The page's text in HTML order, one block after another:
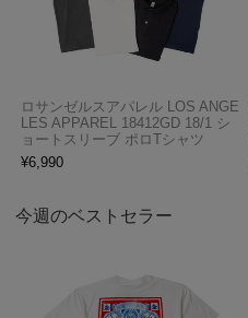
ロサンゼルスアパレル LOS ANGE
LES APPAREL 18412GD 18/1 シ
ョートスリーブ ポロTシャツ
¥6,990
今週のベストセラー